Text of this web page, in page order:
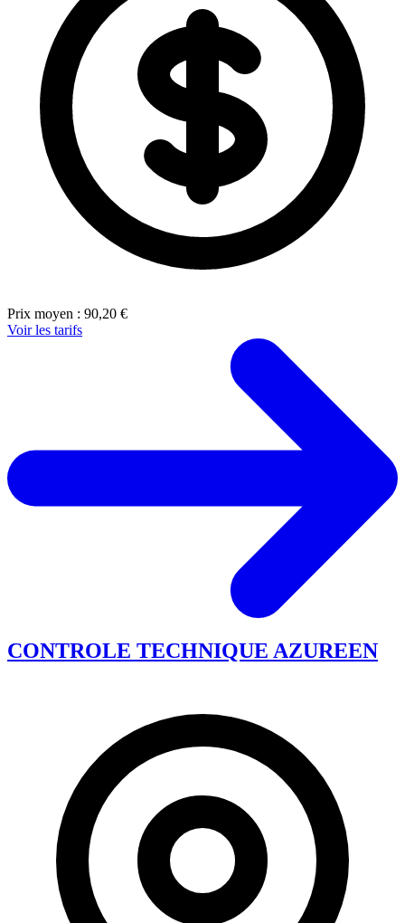
Prix moyen : 90,20 €
Voir les tarifs
CONTROLE TECHNIQUE AZUREEN